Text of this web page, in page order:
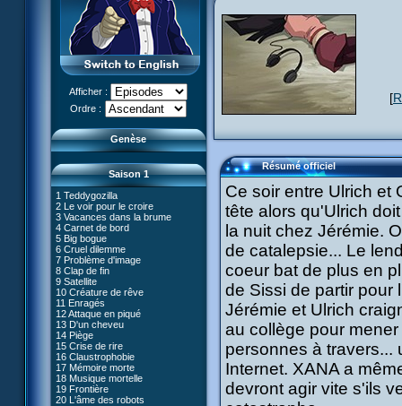
Afficher :
Ordre :
Genèse
Le réveil de XANA (Partie 1)
Le réveil de XANA (Partie 2)
Saison 1
1 Teddygozilla
2 Le voir pour le croire
3 Vacances dans la brume
4 Carnet de bord
5 Big bogue
6 Cruel dilemme
7 Problème d'image
8 Clap de fin
9 Satellite
10 Créature de rêve
11 Enragés
12 Attaque en piqué
13 D'un cheveu
14 Piège
15 Crise de rire
16 Claustrophobie
17 Mémoire morte
18 Musique mortelle
19 Frontière
20 L'âme des robots
27 Nouvelle donne
28 Terre inconnue
29 Exploration
30 Un grand jour
31 Mister Pück
32 Saint Valentin
33 Mix final
34 Chaînon manquant
35 Les jeux sont faits
36 Marabounta
37 Intérêt commun
38 Tentation
39 Mauvaise conduite
40 Contagion
41 Ultimatum
42 Désordre
43 Mon meilleur ennemi
66 Renaissance
67 Mauvaise réplique
68 Première partie
69 Double foyer
70 Skidbladnir
71 Premier voyage
72 Leçon de choses
73 Réplika
74 Je préfère ne pas en parler !
75 Corps céleste
76 Le lac
77 Torpilles virtuelles
78 Expérience
79 Arachnophobie
#01 - XANA 2.0
#02 - Cortex
#03 - Spectromania
#04 - Madame Einstein
#05 - Rivalité
#06 - Soupçons
#07 - Compte-à-rebours
#08 - Virus
[
Résumé officiel
Ce soir entre Ulrich et
tête alors qu'Ulrich
la nuit chez Jérémie.
de catalepsie... Le
coeur bat de plus en
de Sissi de partir pour
Jérémie et Ulrich
au collège pour
personnes à travers...
Internet. XANA a
devront agir vite s'ils